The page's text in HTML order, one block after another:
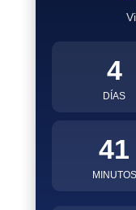
4
DÍAS
41
MINUTOS